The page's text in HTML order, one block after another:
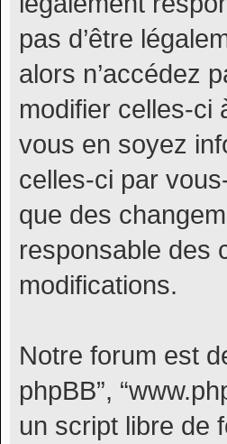
pas d’être
alors n’accédez
modifier celles-ci
vous en soyez
celles-ci par
que des
responsable des
modifications.
Notre forum est
phpBB”,
un script libre de